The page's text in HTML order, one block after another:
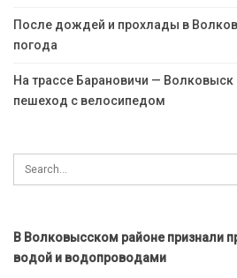
После дождей и прохлады в
погода
На трассе Барановичи —
пешеход с велосипедом
В Волковысском районе признали
водой и водопроводами